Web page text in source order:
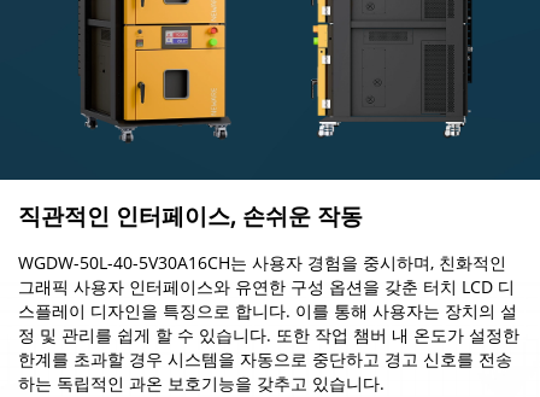
직관적인 인터페이스, 손쉬운 작동
WGDW-50L-40-5V30A16CH는 사용자 경험을 중시하며, 친화적인
그래픽 사용자 인터페이스와 유연한 구성 옵션을 갖춘 터치 LCD 디
스플레이 디자인을 특징으로 합니다. 이를 통해 사용자는 장치의 설
정 및 관리를 쉽게 할 수 있습니다. 또한 작업 챔버 내 온도가 설정한
한계를 초과할 경우 시스템을 자동으로 중단하고 경고 신호를 전송
하는 독립적인 과온 보호기능을 갖추고 있습니다.